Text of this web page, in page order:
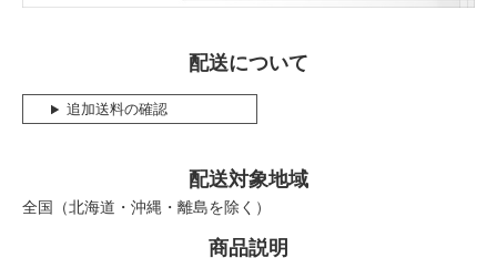
配送について
追加送料の確認
配送対象地域
全国（北海道・沖縄・離島を除く）
商品説明